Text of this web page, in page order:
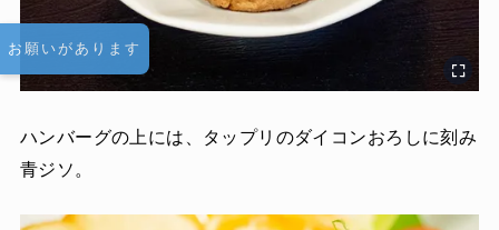
ハンバーグの上には、タップリのダイコンおろしに刻み
青ジソ。
お願いがあります